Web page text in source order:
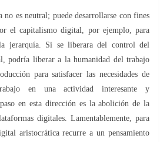
es neutral; puede desarrollarse con fines
el capitalismo digital, por ejemplo, para
jerarquía. Si se liberara del control del
podría liberar a la humanidad del trabajo
para satisfacer las necesidades de
en una actividad interesante y
en esta dirección es la abolición de la
digitales. Lamentablemente, para
aristocrática recurre a un pensamiento